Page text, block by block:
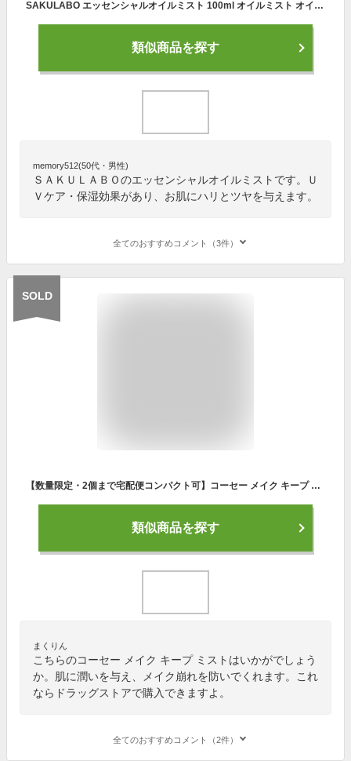
SAKULABO エッセンシャルオイルミスト 100ml オイルミスト オイル入り ミスト 保湿ミスト 川上桃子さん監修 美容ミスト ファインミスト 美容成分 紫外線対策 UVケア 保湿 ハリ ツヤ 肌 コスメ メイク キープミスト ミスト化粧水 仕上げ ギンザボーテ ginzabeaute sss
類似商品を探す
memory512(50代・男性)
ＳＡＫＵＬＡＢＯのエッセンシャルオイルミストです。Ｕ
Ｖケア・保湿効果があり、お肌にハリとツヤを与えます。
全てのおすすめコメント（3件）
SOLD
【数量限定・2個まで宅配便コンパクト可】コーセー メイク キープ ミスト EX +桜チェリー（仕上げ用ローション）／桜チェリーの香り 80mL （ミスト・保湿・潤う）
類似商品を探す
まくりん
こちらのコーセー メイク キープ ミストはいかがでしょう
か。肌に潤いを与え、メイク崩れを防いでくれます。これ
ならドラッグストアで購入できますよ。
全てのおすすめコメント（2件）